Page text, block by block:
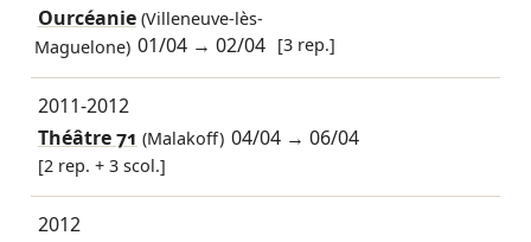
Ourcéanie(Villeneuve-lès-
Maguelone) 01/04 →02/04 [3 rep.]
2011-2012
Théâtre 71 (Malakoff) 04/04 →06/04
[2 rep. + 3 scol.]
2012